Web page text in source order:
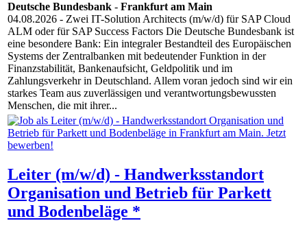
Deutsche Bundesbank - Frankfurt am Main
04.08.2026 - Zwei IT-Solution Architects (m/w/d) für SAP Cloud
ALM oder für SAP Success Factors Die Deutsche Bundesbank ist
eine besondere Bank: Ein integraler Bestandteil des Europäischen
Systems der Zentralbanken mit bedeutender Funktion in der
Finanzstabilität, Bankenaufsicht, Geldpolitik und im
Zahlungsverkehr in Deutschland. Allem voran jedoch sind wir ein
starkes Team aus zuverlässigen und verantwortungsbewussten
Menschen, die mit ihrer...
Leiter (m/w/d) - Handwerksstandort
Organisation und Betrieb für Parkett
und Bodenbeläge *